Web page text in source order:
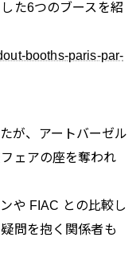
た6つのブースを紹
booths-paris-par-
が、アートバーゼル
ェアの座を奪われ
や FIAC との比較し
問を抱く関係者も